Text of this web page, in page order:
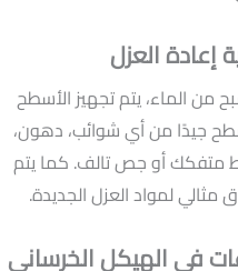
من الماء، يتم تجهيز الأسطح
جيدًا من أي شوائب، دهون،
متفكك أو جص تالف. كما يتم
لمواد العزل الجديدة.